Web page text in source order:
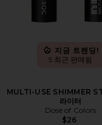
지금 트렌딩!
5 최근 판매됨
MULTI-USE SHIMMER
라이터
Dose of Colors
$26